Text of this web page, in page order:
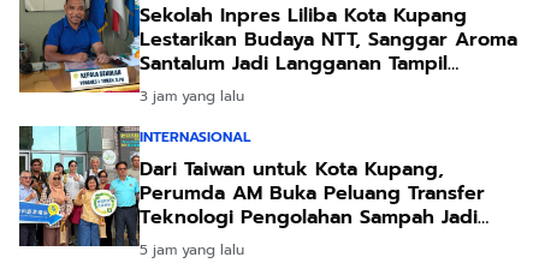
Sekolah Inpres Liliba Kota Kupang
Lestarikan Budaya NTT, Sanggar Aroma
Santalum Jadi Langganan Tampil
Sambut Pejabat
3 jam yang lalu
INTERNASIONAL
Dari Taiwan untuk Kota Kupang,
Perumda AM Buka Peluang Transfer
Teknologi Pengolahan Sampah Jadi
Energi
5 jam yang lalu